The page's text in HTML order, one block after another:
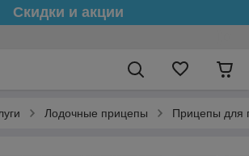
Скидки и акции
Лодочные прицепы Прицепы для